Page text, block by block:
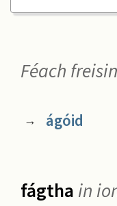
Féach freisin
→ ágóid
fágtha in